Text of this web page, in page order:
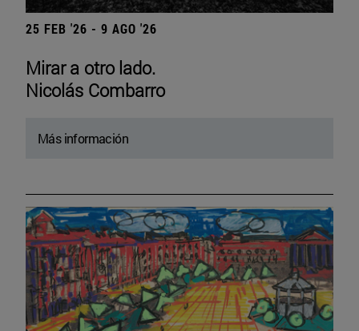
25 FEB '26 - 9 AGO '26
Mirar a otro lado.
Nicolás Combarro
Más información